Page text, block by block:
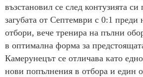
възстановил се след контузията
загубата от Септември с 0:1 преди
отбори, вече тренира на пълни
в оптимална форма за
Камерунецът се отличава като
нови попълнения в отбора и един